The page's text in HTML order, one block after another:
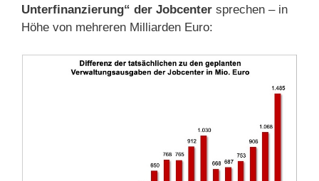
Unterfinanzierung“ der Jobcenter sprechen – in
Höhe von mehreren Milliarden Euro: